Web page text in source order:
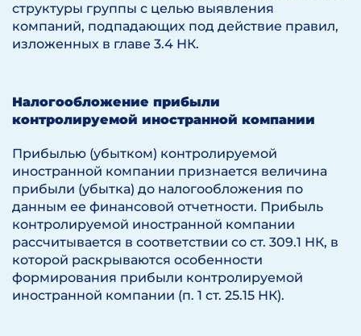
структуры группы с целью выявления
компаний, подпадающих под действие правил,
изложенных в главе 3.4 НК.
Налогообложение прибыли
контролируемой иностранной компании
Прибылью (убытком) контролируемой
иностранной компании признается величина
прибыли (убытка) до налогообложения по
данным ее финансовой отчетности. Прибыль
контролируемой иностранной компании
рассчитывается в соответствии со ст. 309.1 НК, в
которой раскрываются особенности
формирования прибыли контролируемой
иностранной компании (п. 1 ст. 25.15 НК).